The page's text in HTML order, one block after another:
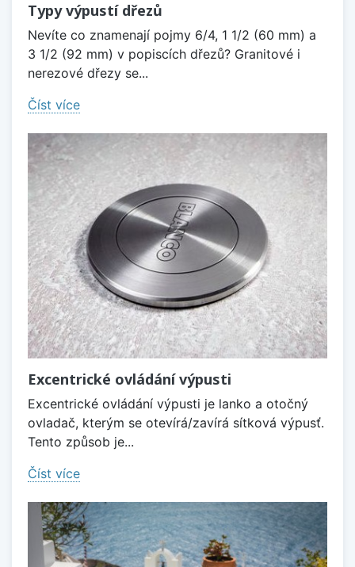
Typy výpustí dřezů
Nevíte co znamenají pojmy 6/4, 1 1/2 (60 mm) a
3 1/2 (92 mm) v popiscích dřezů? Granitové i
nerezové dřezy se...
Číst více
Excentrické ovládání výpusti
Excentrické ovládání výpusti je lanko a otočný
ovladač, kterým se otevírá/zavírá sítková výpusť.
Tento způsob je...
Číst více